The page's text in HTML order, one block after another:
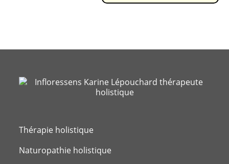
Thérapie holistique
Naturopathie holistique